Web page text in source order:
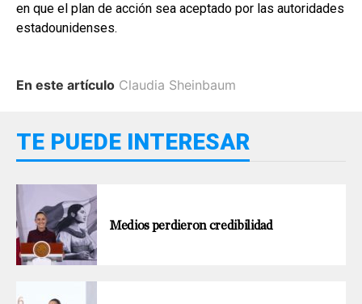
en que el plan de acción sea aceptado por las autoridades
estadounidenses.
En este artículo Claudia Sheinbaum
TE PUEDE INTERESAR
Medios perdieron credibilidad